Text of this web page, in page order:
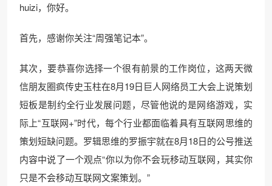
huizi，你好。
首先，感谢你关注“周强笔记本”。
其次，要恭喜你选择一个很有前景的工作岗位，这两天微
信朋友圈疯传史玉柱在8月19日巨人网络员工大会上说策划
短板是制约全行业发展问题，尽管他说的是网络游戏，实
际上“互联网+”时代，每个行业都面临着具有互联网思维的
策划短缺问题。罗辑思维的罗振宇就在8月18日的公号推送
内容中说了一个观点“你以为你不会玩移动互联网，其实你
只是不会移动互联网文案策划。”